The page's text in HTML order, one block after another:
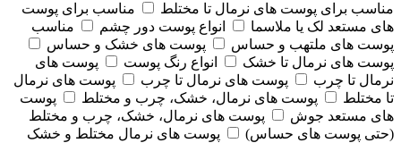
مناسب برای پوست های نرمال تا مختلط
مناسب برای پوست
های مستعد لک یا ملاسما
انواع پوست دور چشم
مناسب
پوست های ملتهب و حساس
پوست های خشک و حساس
پوست های نرمال تا خشک
انواع رنگ پوست
پوست های
نرمال تا چرب
پوست های نرمال تا چرب
پوست های نرمال
تا مختلط
پوست های نرمال، خشک، چرب و مختلط
پوست
های مستعد جوش
پوست های نرمال، خشک، چرب و مختلط
(حتی پوست های حساس)
پوست های نرمال مختلط و خشک